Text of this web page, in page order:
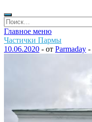
Найти:
Главное меню
Частички Пармы
10.06.2020 - от Parmaday -